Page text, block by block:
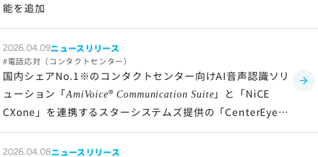
能を追加
2026.04.09ニュースリリース
電話応対（コンタクトセンター）
国内シェアNo.1※のコンタクトセンター向けAI音声認識ソリ
ューション「AmiVoice®Communication Suite 」と「NiCE
CXone」を連携するスターシステムズ提供の「CenterEye」
の新アダプターをリリース
2026.04.08ニュースリリース